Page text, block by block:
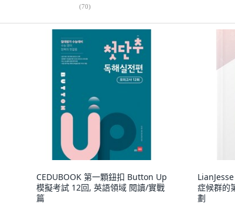
(70)
CEDUBOOK 第一顆鈕扣 Button Up
模擬考試 12回, 英語領域 閱讀/實戰
篇
症候群的
劃